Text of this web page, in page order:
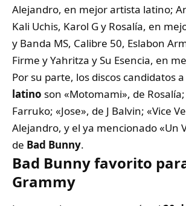
Alejandro, en mejor artista latino;
Kali Uchis, Karol G y Rosalía, en
y Banda MS, Calibre 50, Eslabon
Firme y Yahritza y Su Esencia, en
Por su parte, los discos candidatos a
latino son «Motomami», de
Farruko; «Jose», de J Balvin; «Vice
Alejandro, y el ya mencionado «Un
de Bad Bunny.
Bad Bunny favorito
Grammy